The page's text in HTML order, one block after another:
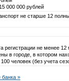
000 000 рублей
не старше 12
регистрации не менее 12
в городе, в котором
человек (без учета
»